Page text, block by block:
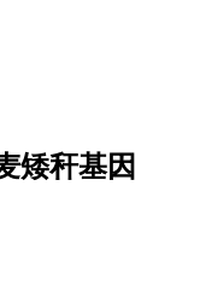
矮秆基因